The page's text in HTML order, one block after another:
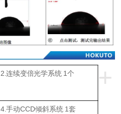
+
2.连续变倍光学系统 1个
4.手动CCD倾斜系统 1套